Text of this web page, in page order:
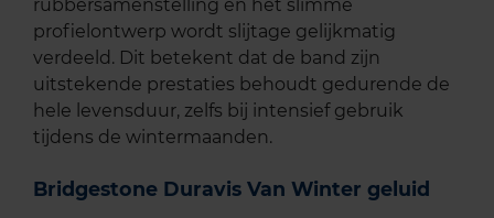
rubbersamenstelling en het slimme
profielontwerp wordt slijtage gelijkmatig
verdeeld. Dit betekent dat de band zijn
uitstekende prestaties behoudt gedurende de
hele levensduur, zelfs bij intensief gebruik
tijdens de wintermaanden.
Bridgestone Duravis Van Winter geluid